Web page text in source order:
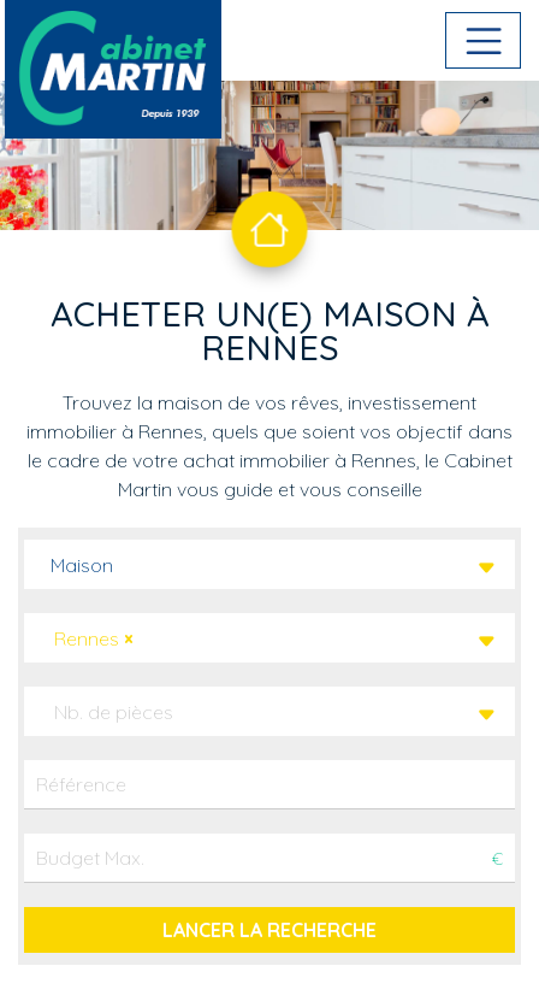
Aller au contenu principal
ACHETER UN(E) MAISON À
RENNES
Trouvez la maison de vos rêves, investissement
immobilier à Rennes, quels que soient vos objectif dans
le cadre de votre achat immobilier à Rennes, le Cabinet
Martin vous guide et vous conseille
Maison
×
Rennes
Nb. de pièces
€